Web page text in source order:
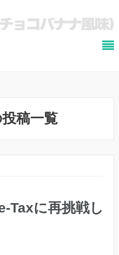
稿一覧
Taxに再挑戦し